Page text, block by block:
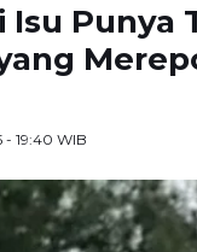
Punya
- 19:40 WIB